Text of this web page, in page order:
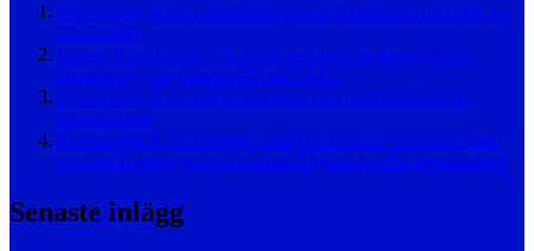
Kennepohl, Karl: Goldzahlungen in Westfalen im 11. bis 13.
Jahrhundert
Buhse, Karl-Heinz: Der Fund von Sparrieshoop (Kreis
Pinneberg), vergraben bald nach 1492
Kennepohl, Karl: Ein Präsenzzeichen des Osnabrücker
Domkapitels
Kennepohl, Karl: Beiträge zum Geldumlauf in Ostfriesland
von der Karolingerzeit bis zum Beginn des 15. Jahrhunderts
Senaste inlägg